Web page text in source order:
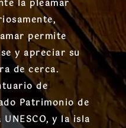
la pleamar
permite
y apreciar su
de cerca.
de
Patrimonio de
y la isla